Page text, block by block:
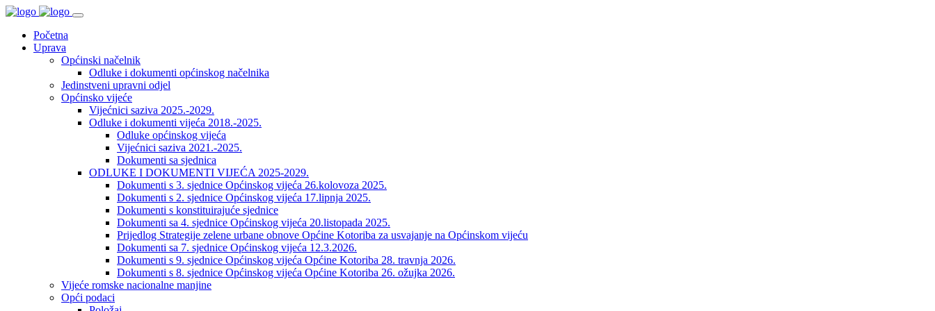
Početna
Uprava
Općinski načelnik
Odluke i dokumenti općinskog načelnika
Jedinstveni upravni odjel
Općinsko vijeće
Vijećnici saziva 2025.-2029.
Odluke i dokumenti vijeća 2018.-2025.
Odluke općinskog vijeća
Vijećnici saziva 2021.-2025.
Dokumenti sa sjednica
ODLUKE I DOKUMENTI VIJEĆA 2025-2029.
Dokumenti s 3. sjednice Općinskog vijeća 26.kolovoza 2025.
Dokumenti s 2. sjednice Općinskog vijeća 17.lipnja 2025.
Dokumenti s konstituirajuće sjednice
Dokumenti sa 4. sjednice Općinskog vijeća 20.listopada 2025.
Prijedlog Strategije zelene urbane obnove Općine Kotoriba za usvajanje na Općinskom vijeću
Dokumenti sa 7. sjednice Općinskog vijeća 12.3.2026.
Dokumenti s 9. sjednice Općinskog vijeća Općine Kotoriba 28. travnja 2026.
Dokumenti s 8. sjednice Općinskog vijeća Općine Kotoriba 26. ožujka 2026.
Vijeće romske nacionalne manjine
Opći podaci